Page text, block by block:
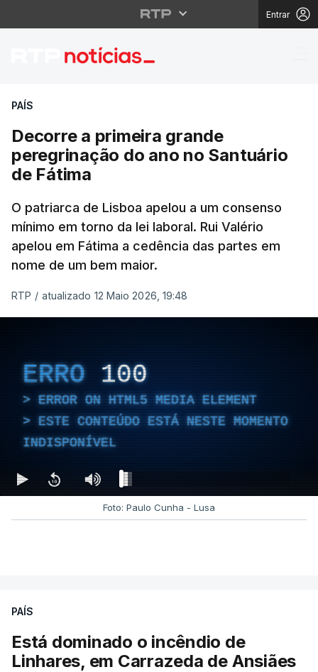
Entrar
Decorre a primeira
PAÍS
Decorre a primeira grande
peregrinação do ano no Santuário
de Fátima
O patriarca de Lisboa apelou a um consenso
mínimo em torno da lei laboral. Rui Valério
apelou em Fátima a cedência das partes em
nome de um bem maior.
RTP / atualizado 12 Maio 2026, 19:48
ERRO 100
ERROR ON HTML5 MEDIA ELEMENT
ESTE CONTEÚDO ESTÁ NESTE MOMENTO
INDISPONÍVEL
Foto: Paulo Cunha - Lusa
PAÍS
Está dominado o incêndio de
Linhares, em Carrazeda de Ansiães